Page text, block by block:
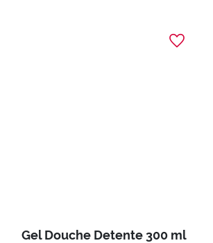
Gel Douche Detente 300 ml